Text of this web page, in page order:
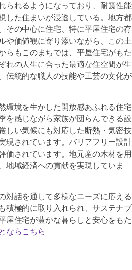
られるようになっており、耐震性能
した住まいが浸透している。地方都
その中心に住宅、特に平屋住宅の存
や価値観に寄り添いながら、この土
らもこのまちでは、平屋住宅がもた
れの人生に合った最適な住空間が生
伝統的な職人の技能や工芸の文化が
環境を生かした開放感あふれる住宅
を感じながら家族が団らんできる設
しい気候にも対応した断熱・気密技
現されています。バリアフリー設計
価されています。地元産の木材を用
地域経済への貢献を実現していま
対話を通して多様なニーズに応える
積極的に取り入れられ、サステナブ
屋住宅が豊かな暮らしと安心をもた
ならこちら